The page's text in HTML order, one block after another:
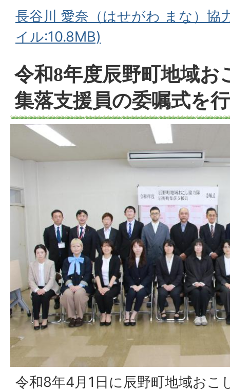
長谷川 愛奈（はせがわ まな）協
イル:10.8MB)
令和8年度辰野町地域お
集落支援員の委嘱式を
令和8年4月1日に辰野町地域おこ